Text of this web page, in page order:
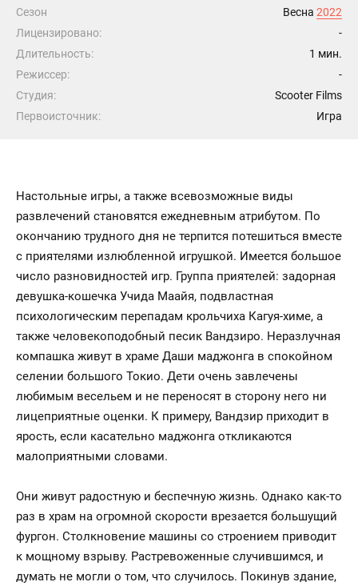
Сезон Весна 2022
Лицензировано:
-
Длительность:
1 мин.
Режиссер:
-
Студия:
Scooter Films
Первоисточник:
Игра
Настольные игры, а также всевозможные виды
развлечений становятся ежедневным атрибутом. По
окончанию трудного дня не терпится потешиться вместе
с приятелями излюбленной игрушкой. Имеется большое
число разновидностей игр. Группа приятелей: задорная
девушка-кошечка Учида Маайя, подвластная
психологическим перепадам крольчиха Кагуя-химе, а
также человекоподобный песик Вандзиро. Неразлучная
компашка живут в храме Даши маджонга в спокойном
селении большого Токио. Дети очень завлечены
любимым весельем и не переносят в сторону него ни
лицеприятные оценки. К примеру, Вандзир приходит в
ярость, если касательно маджонга откликаются
малоприятными словами.
Они живут радостную и беспечную жизнь. Однако как-то
раз в храм на огромной скорости врезается большущий
фургон. Столкновение машины со строением приводит
к мощному взрыву. Растревоженные случившимся, и
думать не могли о том, что случилось. Покинув здание,